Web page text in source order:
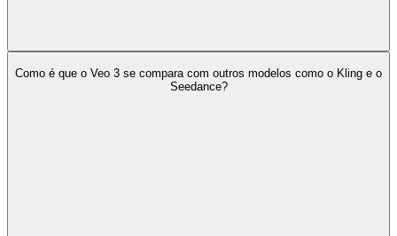
Como é que o Veo 3 se compara com outros modelos como o Kling e o
Seedance?